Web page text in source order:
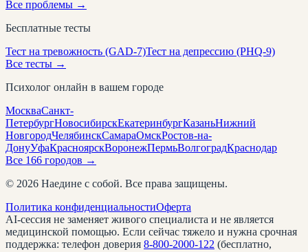
Все проблемы →
Бесплатные тесты
Тест на тревожность (GAD-7)Тест на депрессию (PHQ-9)
Все тесты →
Психолог онлайн в вашем городе
МоскваСанкт-
ПетербургНовосибирскЕкатеринбургКазаньНижний
НовгородЧелябинскСамараОмскРостов-на-
ДонуУфаКрасноярскВоронежПермьВолгоградКраснодар
Все 166 городов →
© 2026 Наедине с собой. Все права защищены.
Политика конфиденциальностиОферта
AI-сессия не заменяет живого специалиста и не является
медицинской помощью. Если сейчас тяжело и нужна срочная
поддержка: телефон доверия 8-800-2000-122 (бесплатно,